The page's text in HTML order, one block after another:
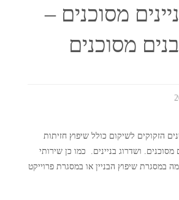
מסוכנים –
מסוכנים
הזקוקים לשיקום כולל שיפוץ חזיתות
מסוכנים. ושדרוג בניינים. כמו כן שירותי
במסגרת שיפוץ הבניין או במסגרת פרוייקט